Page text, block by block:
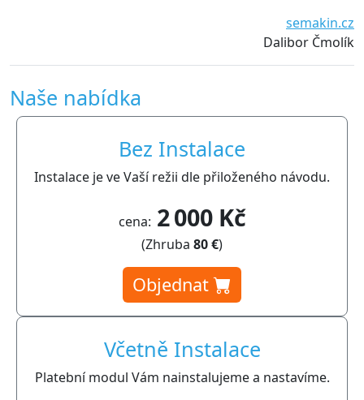
semakin.cz
Dalibor Čmolík
Naše nabídka
Bez Instalace
Instalace je ve Vaší režii dle přiloženého návodu.
cena: 2 000 Kč
(Zhruba 80 €)
Objednat
Včetně Instalace
Platební modul Vám nainstalujeme a nastavíme.